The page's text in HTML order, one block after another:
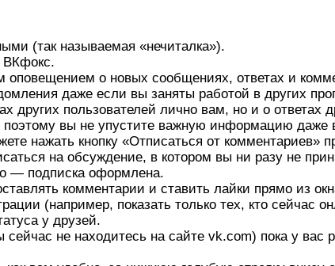
(так называемая «нечиталка»).
ВКфокс.
о новых сообщениях, ответах и
даже если вы заняты работой в других
других пользователей лично вам, но и о ответах
вы не упустите важную информацию даже
нажать кнопку «Отписаться от
на обсуждение, в котором вы ни разу не
— подписка оформлена.
комментарии и ставить лайки прямо из
(например, показать только тех, кто сейчас
у друзей.
не находитесь на сайте vk.com) пока у вас